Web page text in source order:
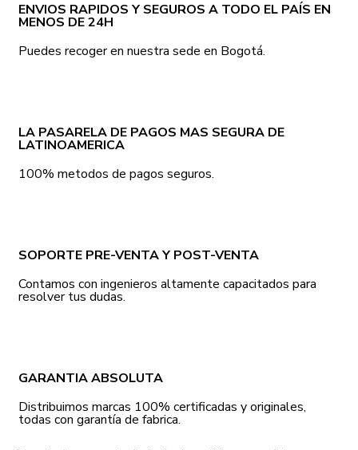
ENVIOS RAPIDOS Y SEGUROS A TODO EL PAÍS EN
MENOS DE 24H
Puedes recoger en nuestra sede en Bogotá.
LA PASARELA DE PAGOS MAS SEGURA DE
LATINOAMERICA
100% metodos de pagos seguros.
SOPORTE PRE-VENTA Y POST-VENTA
Contamos con ingenieros altamente capacitados para
resolver tus dudas.
GARANTIA ABSOLUTA
Distribuimos marcas 100% certificadas y originales,
todas con garantía de fabrica.